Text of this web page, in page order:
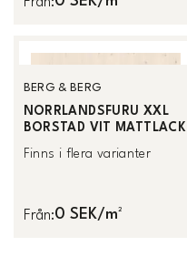
BERG & BERG
NORRLANDSFURU XXL
BORSTAD VIT MATTLACK
Finns i flera varianter
Från:0 SEK/m²